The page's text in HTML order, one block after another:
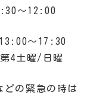
～12:00
17:30
4土曜/日曜
どの緊急の時は